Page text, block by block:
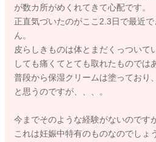
が数カ所がめくれてきて心配です。
正直気づいたのがここ2.3日で最近
ん。
皮らしきものは体とまだくっついて
しても痛くてとても取れたものでは
普段から保湿クリームは塗っており
と思うのですが、、、。
今までそのような経験がないのですが
これは妊娠中特有のものなのでしょ